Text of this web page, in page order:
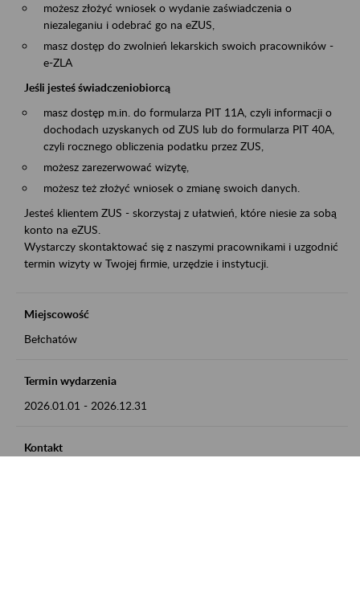
możesz złożyć wniosek o wydanie zaświadczenia o
niezaleganiu i odebrać go na eZUS,
masz dostęp do zwolnień lekarskich swoich pracowników -
e-ZLA
Jeśli jesteś świadczeniobiorcą
masz dostęp m.in. do formularza PIT 11A, czyli informacji o
dochodach uzyskanych od ZUS lub do formularza PIT 40A,
czyli rocznego obliczenia podatku przez ZUS,
możesz zarezerwować wizytę,
możesz też złożyć wniosek o zmianę swoich danych.
Jesteś klientem ZUS - skorzystaj z ułatwień, które niesie za sobą
konto na eZUS.
Wystarczy skontaktować się z naszymi pracownikami i uzgodnić
termin wizyty w Twojej firmie, urzędzie i instytucji.
Miejscowość
Bełchatów
Termin wydarzenia
2026.01.01 - 2026.12.31
Kontakt